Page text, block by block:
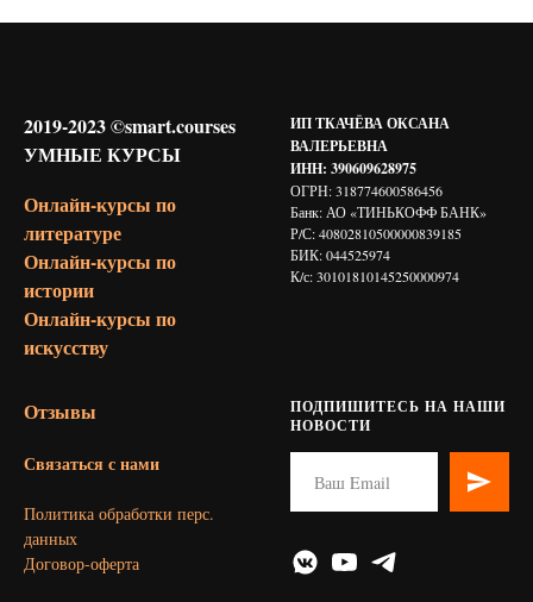
2019-2023 ©smart.courses
УМНЫЕ КУРСЫ
Онлайн-курсы по
литературе
Онлайн-курсы по
истории
Онлайн-курсы по
искусству
ИП ТКАЧЁВА ОКСАНА
ВАЛЕРЬЕВНА
ИНН: 390609628975
ОГРН: 318774600586456
Банк: АО «ТИНЬКОФФ БАНК»
Р/С: 40802810500000839185
БИК: 044525974
К/с: 30101810145250000974
Отзывы
Связаться с нами
Политика обработки перс.
данных
Договор-оферта
ПОДПИШИТЕСЬ НА НАШИ
НОВОСТИ